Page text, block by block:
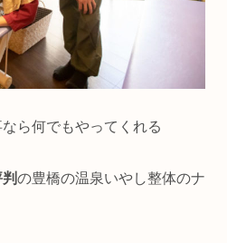
ら何でもやってくれる
の豊橋の温泉いやし整体のナ